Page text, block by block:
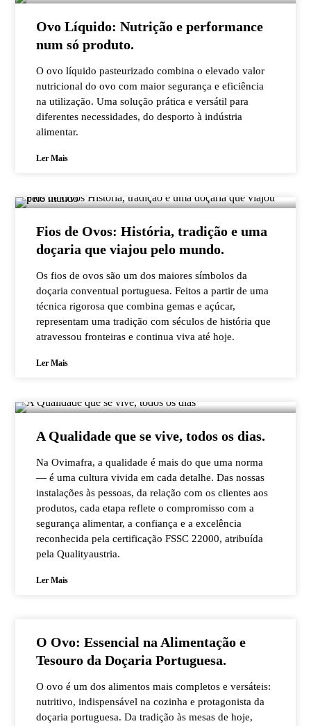
Ovo Líquido: Nutrição e performance
num só produto.
O ovo líquido pasteurizado combina o elevado valor
nutricional do ovo com maior segurança e eficiência
na utilização. Uma solução prática e versátil para
diferentes necessidades, do desporto à indústria
alimentar.
Ler Mais
Fios de Ovos: História, tradição e uma
doçaria que viajou pelo mundo.
Os fios de ovos são um dos maiores símbolos da
doçaria conventual portuguesa. Feitos a partir de uma
técnica rigorosa que combina gemas e açúcar,
representam uma tradição com séculos de história que
atravessou fronteiras e continua viva até hoje.
Ler Mais
A Qualidade que se vive, todos os dias.
Na Ovimafra, a qualidade é mais do que uma norma
— é uma cultura vivida em cada detalhe. Das nossas
instalações às pessoas, da relação com os clientes aos
produtos, cada etapa reflete o compromisso com a
segurança alimentar, a confiança e a excelência
reconhecida pela certificação FSSC 22000, atribuída
pela Qualityaustria.
Ler Mais
O Ovo: Essencial na Alimentação e
Tesouro da Doçaria Portuguesa.
O ovo é um dos alimentos mais completos e versáteis:
nutritivo, indispensável na cozinha e protagonista da
doçaria portuguesa. Da tradição às mesas de hoje,